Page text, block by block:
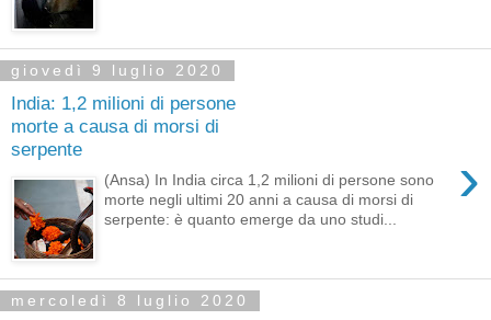
giovedì 9 luglio 2020
India: 1,2 milioni di persone
morte a causa di morsi di
serpente
›
(Ansa) In India circa 1,2 milioni di persone sono
morte negli ultimi 20 anni a causa di morsi di
serpente: è quanto emerge da uno studi...
mercoledì 8 luglio 2020